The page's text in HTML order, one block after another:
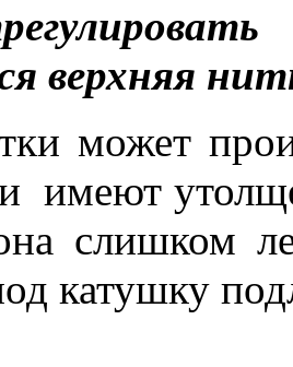
верхняя
может
имеют
слишком
катушку